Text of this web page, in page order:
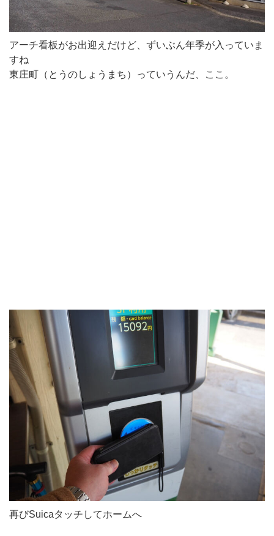
アーチ看板がお出迎えだけど、ずいぶん年季が入っていま
すね
東庄町（とうのしょうまち）っていうんだ、ここ。
再びSuicaタッチしてホームへ